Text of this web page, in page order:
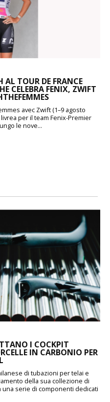
AL TOUR DE FRANCE
CELEBRA FENIX, ZWIFT
avec Zwift (1–9 agosto
per il team Fenix-Premier
le nove...
I COCKPIT
IN CARBONIO PER
di tubazioni per telai e
della sua collezione di
serie di componenti dedicati